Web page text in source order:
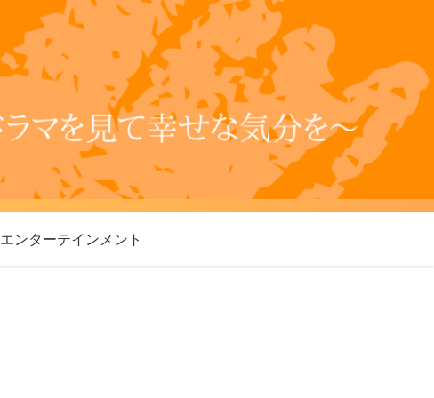
エンターテインメント